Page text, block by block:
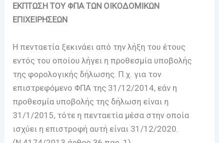
ΕΚΠΤΩΣΗ ΤΟΥ ΦΠΑ ΤΩΝ ΟΙΚΟΔΟΜΙΚΩΝ
ΕΠΙΧΕΙΡΗΣΕΩΝ
Η πενταετία ξεκινάει από την λήξη του έτους
εντός του οποίου λήγει η προθεσμία υποβολής
της φορολογικής δήλωσης. Π.χ. για τον
επιστρεφόμενο ΦΠΑ της 31/12/2014, εάν η
προθεσμία υποβολής της δήλωση είναι η
31/1/2015, τότε η πενταετία μέσα στην οποία
ισχύει η επιστροφή αυτή είναι 31/12/2020.